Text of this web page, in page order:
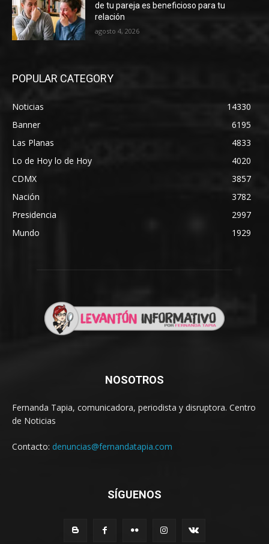
de tu pareja es beneficioso para tu
relación
agosto 4, 2026
POPULAR CATEGORY
Noticias
14330
Banner
6195
Las Planas
4833
Lo de Hoy lo de Hoy
4020
CDMX
3857
Nación
3782
Presidencia
2997
Mundo
1929
NOSOTROS
Fernanda Tapia, comunicadora, periodista y disruptora. Centro
de Noticias
Contacto: denuncias@fernandatapia.com
SÍGUENOS